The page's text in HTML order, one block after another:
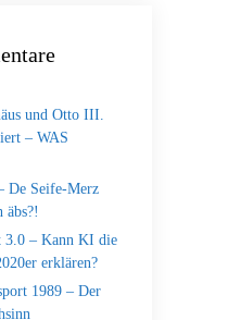
und Otto III.
– WAS
De Seife-Merz
äbs?!
3.0 – Kann KI die
erklären?
1989 – Der